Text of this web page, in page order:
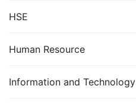
HSE
Human Resource
Information and Technology